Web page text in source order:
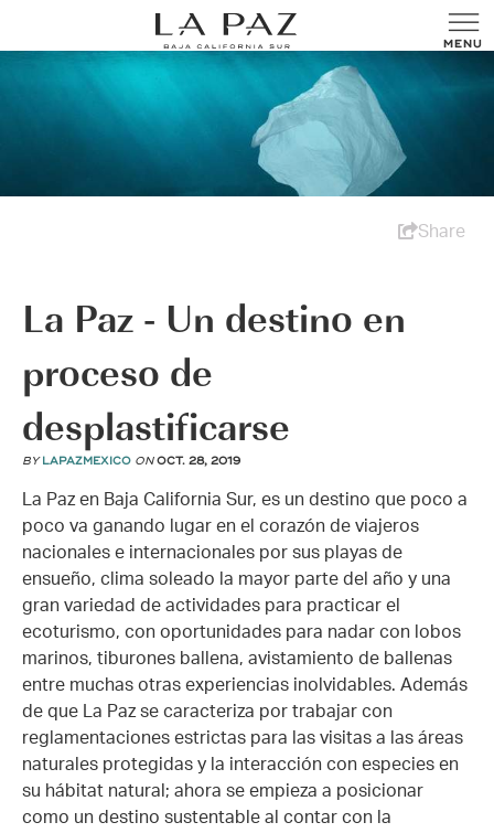
Share
La Paz - Un destino en
proceso de
desplastificarse
BY LAPAZMEXICO ON OCT. 28, 2019
La Paz en Baja California Sur, es un destino que poco a
poco va ganando lugar en el corazón de viajeros
nacionales e internacionales por sus playas de
ensueño, clima soleado la mayor parte del año y una
gran variedad de actividades para practicar el
ecoturismo, con oportunidades para nadar con lobos
marinos, tiburones ballena, avistamiento de ballenas
entre muchas otras experiencias inolvidables. Además
de que La Paz se caracteriza por trabajar con
reglamentaciones estrictas para las visitas a las áreas
naturales protegidas y la interacción con especies en
su hábitat natural; ahora se empieza a posicionar
como un destino sustentable al contar con la